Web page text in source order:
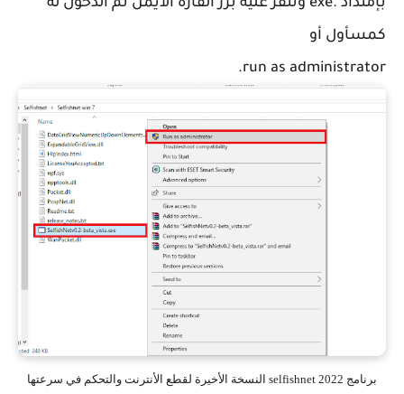
بإمتداد .exe وتنقر عليه بزر الفأرة الأيمن ثم الدخول له
كمسأول أو
run as administrator.
برنامج selfishnet 2022 النسخة الأخيرة لقطع الأنترنت والتحكم في سرعتها